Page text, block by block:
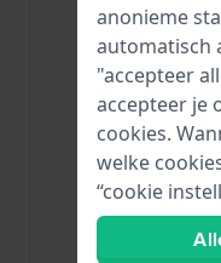
anonieme
automatisch
"accepteer
accepteer je
cookies.
welke
“cookie